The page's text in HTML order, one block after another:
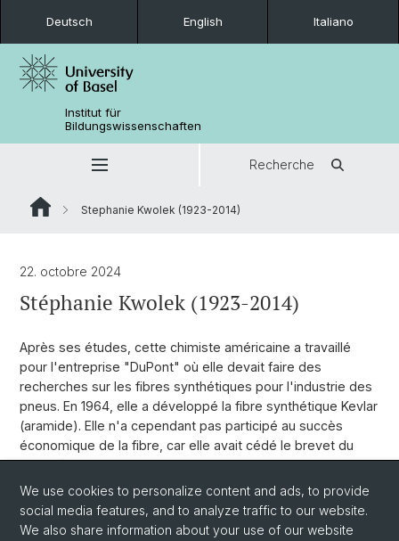
Deutsch English Italiano
Institut für
Bildungswissenschaften
Recherche
Stephanie Kwolek (1923-2014)
22. octobre 2024
Stéphanie Kwolek (1923-2014)
Après ses études, cette chimiste américaine a travaillé
pour l'entreprise "DuPont" où elle devait faire des
recherches sur les fibres synthétiques pour l'industrie des
pneus. En 1964, elle a développé la fibre synthétique Kevlar
(aramide). Elle n'a cependant pas participé au succès
économique de la fibre, car elle avait cédé le brevet du
Kevlar à son employeur "DuPont".
Back
We use cookies to personalize content and ads, to provide
social media features, and to analyze traffic to our website.
We also share information about your use of our website